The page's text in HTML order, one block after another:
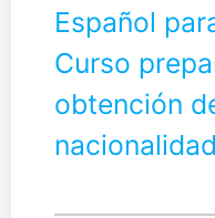
Español
Curso
obtención